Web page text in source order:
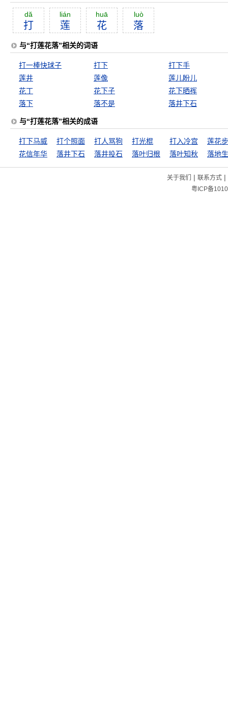
dă
打
lián
莲
huā
花
luò
落
与“打莲花落”相关的词语
打一棒快球子 打下
打下手
莲井
莲像
莲儿盼儿
花丁
花下子
花下晒裈
落下
落不是 落井下石
与“打莲花落”相关的成语
打下马威 打个照面 打人骂狗 打光棍
打入冷宫
花信年华
落井下石 落井投石 落叶归根 落叶知秋 落地
关于我们 | 联系方式|
粤ICP备